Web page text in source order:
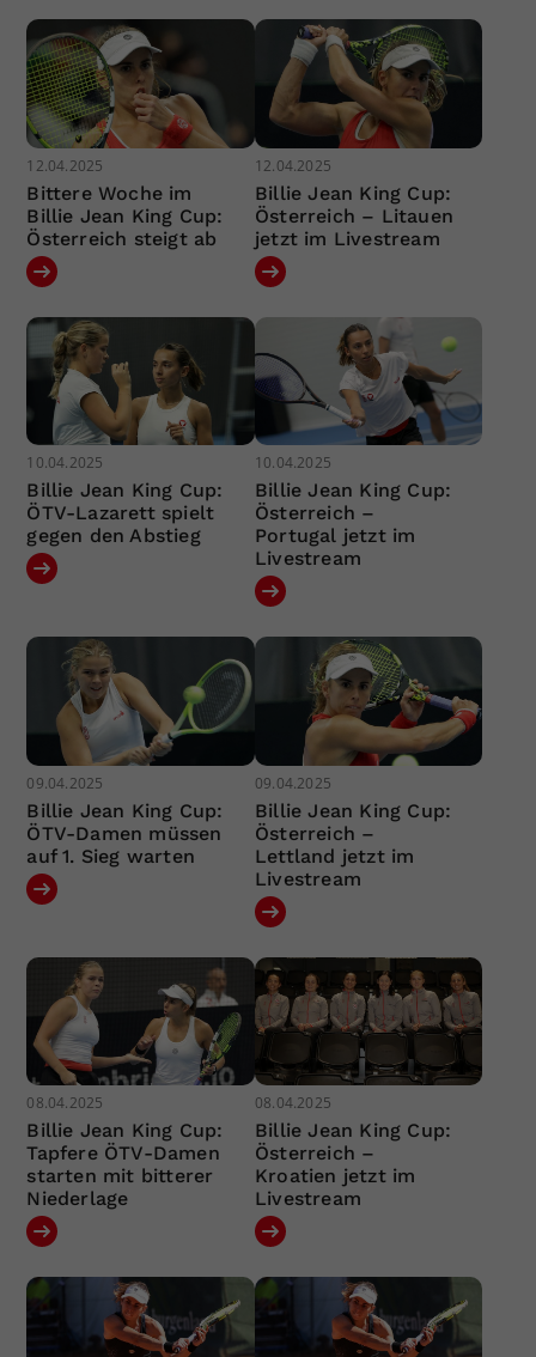
12.04.2025
Bittere Woche im
Billie Jean King Cup:
Österreich steigt ab
12.04.2025
Billie Jean King Cup:
Österreich – Litauen
jetzt im Livestream
10.04.2025
Billie Jean King Cup:
ÖTV-Lazarett spielt
gegen den Abstieg
10.04.2025
Billie Jean King Cup:
Österreich –
Portugal jetzt im
Livestream
09.04.2025
Billie Jean King Cup:
ÖTV-Damen müssen
auf 1. Sieg warten
09.04.2025
Billie Jean King Cup:
Österreich –
Lettland jetzt im
Livestream
08.04.2025
Billie Jean King Cup:
Tapfere ÖTV-Damen
starten mit bitterer
Niederlage
08.04.2025
Billie Jean King Cup:
Österreich –
Kroatien jetzt im
Livestream